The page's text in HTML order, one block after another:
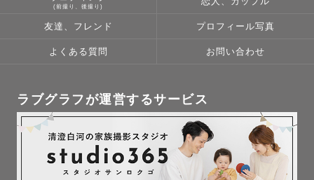
「ゆっきぃに撮ってもらってよかった！」、「またゆっき
ぃに撮ってほしい！」と言っていただけるよう、
【撮影対応地域】
山形・宮城・秋田・福島・新潟へ出張致します🚗
🌟お伺いする地域、撮影場所によっては追加交通費や駐車
(前撮り、後撮り)
友達、フレンド プロフィール写真
よくある質問 お問い合わせ
ラブグラフが運営するサービス